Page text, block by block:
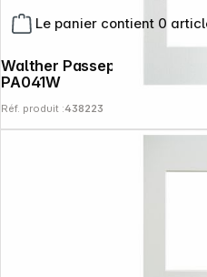
Le panier contient 0
Walther Passepartout 30x40 Format ph. 20x30 blanc
PA041W
Réf. produit :438223